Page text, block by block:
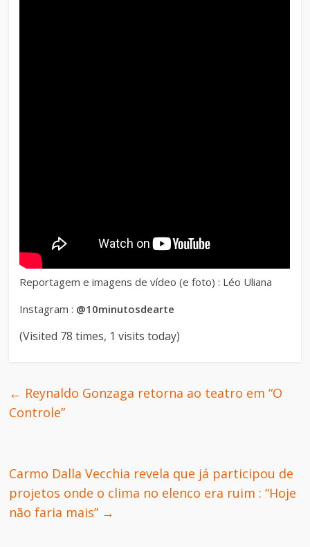
Reportagem e imagens de vídeo (e foto) : Léo Uliana
Instagram : @10minutosdearte
(Visited 78 times, 1 visits today)
← Reynaldo Gonzaga retorna ao teatro em “O
Controle”
Carmo Dalla Vecchia revela que já participou de
projetos onde o clima no elenco era ruim : “Hoje
não faria mais” →